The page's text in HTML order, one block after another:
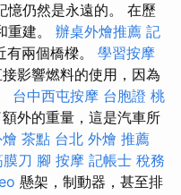
憶仍然是永遠的。 在歷
重建。 辦桌外燴推薦 記
有兩個橋樑。 學習按摩
影響燃料的使用，因為
台中西屯按摩 台胞證 桃
外的重量，這是汽車所
茶點 台北 外燴 推薦
刀 腳 按摩 記帳士 稅務
懸架，制動器，甚至排